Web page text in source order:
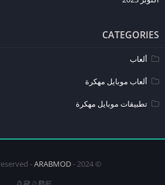
CATEGORIES
ألعاب
ألعاب موبايل مهكرة
تطبيقات موبايل مهكرة
© 2024 - All rights reserved -
ARABMOD